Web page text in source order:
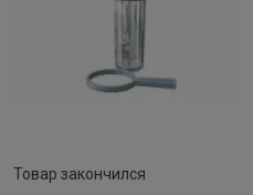
Товар закончился